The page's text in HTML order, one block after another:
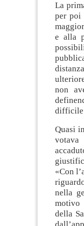
La
per poi
e alla
non
difficile
Quasi
«Con
nella
motivo
della